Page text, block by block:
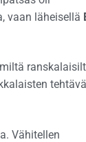
vaan läheisellä
Vähitellen